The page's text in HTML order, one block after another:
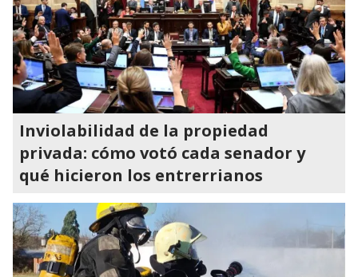
Inviolabilidad de la propiedad
privada: cómo votó cada senador y
qué hicieron los entrerrianos